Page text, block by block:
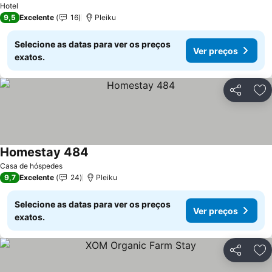
Hotel
9,5 Excelente 16 Pleiku
Selecione as datas para ver os preços
exatos.
Ver preços
Partilhar
Casa de hóspedes
Homestay 484
9,7 Excelente 24 Pleiku
Selecione as datas para ver os preços
exatos.
Ver preços
Partilhar